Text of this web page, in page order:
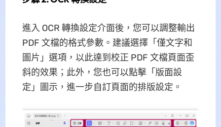
進入 OCR 轉換設定介面後，您可以調整輸出
PDF 文檔的格式參數。建議選擇「僅文字和
圖片」選項，以此達到校正 PDF 文檔頁面歪
斜的效果；此外，您也可以點擊「版面設
定」圖示，進一步自訂頁面的排版設定。